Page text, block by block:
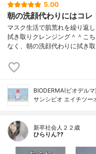
5.00
朝の洗顔代わりにはコレ
マスク生活で肌荒れを繰り返
拭き取りクレンジング＾＾こ
なく、朝の洗顔代わりに拭き
BIODERMA(ビオデルマ)
サンシビオ エイチツー
新卒社会人２２歳
ひらりん??